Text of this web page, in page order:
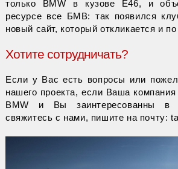
только BMW в кузове E46, и
ресурсе все БМВ: так появился
новый сайт, который откликается и
Хотите сотрудничать?
Если у Вас есть вопросы или
нашего проекта, если Ваша
BMW и Вы заинтересованны в
свяжитесь с нами, пишите на почту: